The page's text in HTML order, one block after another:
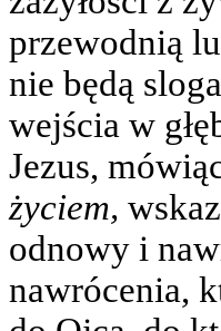
przewodnią
nie będą
wejścia w
Jezus,
życiem,
odnowy i
nawrócenia,